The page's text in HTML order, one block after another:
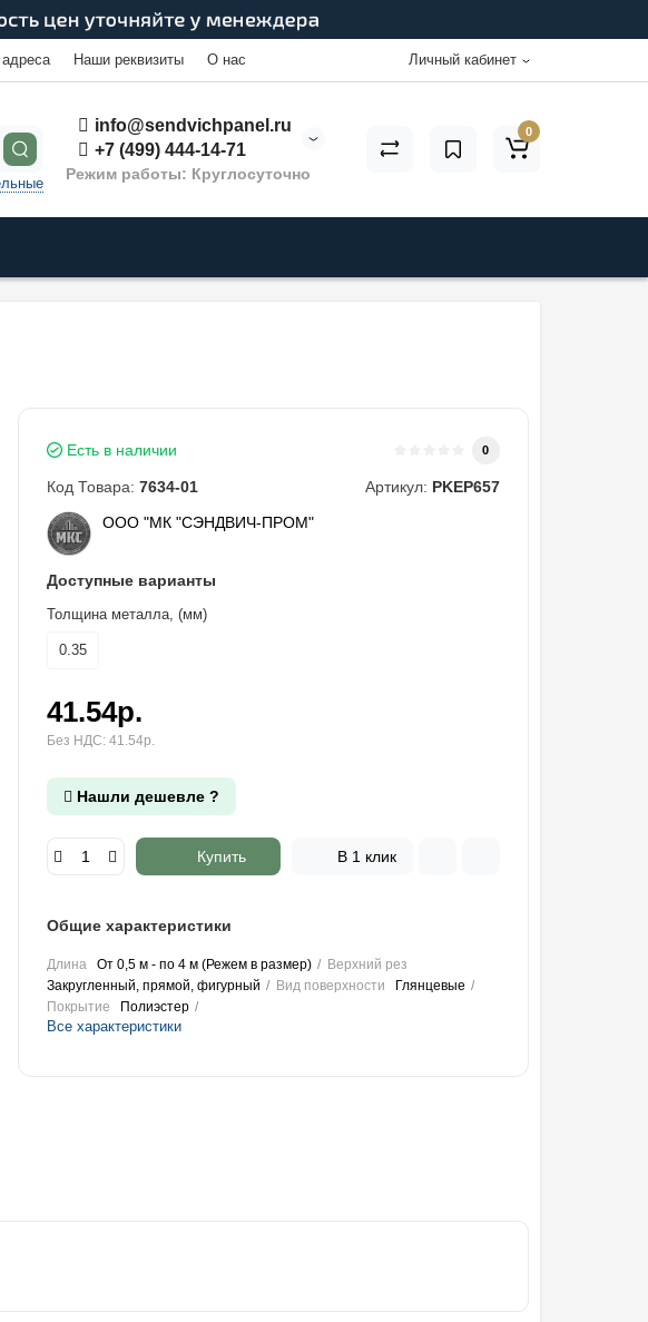
Наши реквизиты О нас Личный кабинет
info@sendvichpanel.ru
+7 (499) 444-14-71
Режим работы: Круглосуточно
0
Есть в наличии 0
Код Товара: 7634-01 Артикул: PKEP657
ООО "МК "СЭНДВИЧ-ПРОМ"
Доступные варианты
Толщина металла, (мм)
0.35
41.54р.
Без НДС: 41.54р.
Нашли дешевле ?
Купить В 1 клик
Общие характеристики
Длина От 0,5 м - по 4 м (Режем в размер)
Верхний рез
Закругленный, прямой, фигурный
Вид поверхности
Глянцевые
Покрытие
Полиэстер
Все характеристики